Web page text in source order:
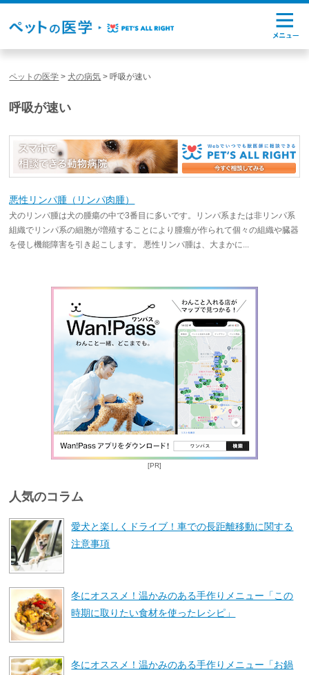
ペットの医学 >犬の病気 >呼吸が速い
呼吸が速い
悪性リンパ腫（リンパ肉腫）
犬のリンパ腫は犬の腫瘍の中で3番目に多いです。リンパ系または非リンパ系
組織でリンパ系の細胞が増殖することにより腫瘤が作られて個々の組織や臓器
を侵し機能障害を引き起こします。 悪性リンパ腫は、大まかに...
[PR]
人気のコラム
愛犬と楽しくドライブ！車での長距離移動に関する
注意事項
冬にオススメ！温かみのある手作りメニュー「この
時期に取りたい食材を使ったレシピ」
冬にオススメ！温かみのある手作りメニュー「お鍋